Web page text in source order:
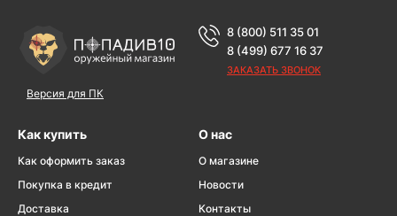
Версия для ПК
8 (800) 511 35 01
8 (499) 677 16 37
ЗАКАЗАТЬ ЗВОНОК
Как купить
Как оформить заказ
Покупка в кредит
Доставка
О нас
О магазине
Новости
Контакты